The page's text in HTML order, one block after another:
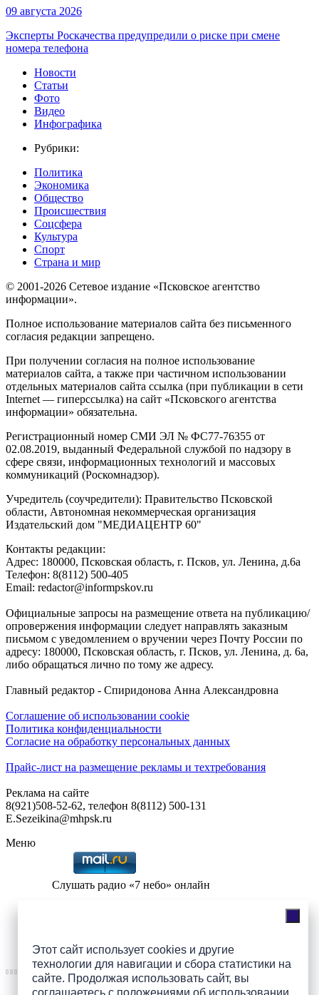
Этот сайт использует cookies и другие
технологии для навигации и сбора статистики на
сайте. Продолжая использовать сайт, вы
соглашаетесь с положениями об использовании
09 августа 2026
Эксперты Роскачества предупредили о риске при смене
номера телефона
Новости
Статьи
Фото
Видео
Инфографика
Рубрики:
Политика
Экономика
Общество
Происшествия
Соцсфера
Культура
Спорт
Страна и мир
© 2001-2026 Сетевое издание «Псковское агентство
информации».
Полное использование материалов сайта без письменного
согласия редакции запрещено.
При получении согласия на полное использование
материалов сайта, а также при частичном использовании
отдельных материалов сайта ссылка (при публикации в сети
Internet — гиперссылка) на сайт «Псковского агентства
информации» обязательна.
Регистрационный номер СМИ ЭЛ № ФС77-76355 от
02.08.2019, выданный Федеральной службой по надзору в
сфере связи, информационных технологий и массовых
коммуникаций (Роскомнадзор).
Учредитель (соучредители): Правительство Псковской
области, Автономная некоммерческая организация
Издательский дом "МЕДИАЦЕНТР 60"
Контакты редакции:
Адреc: 180000, Псковская область, г. Псков, ул. Ленина, д.6а
Телефон: 8(8112) 500-405
Email: redactor@informpskov.ru
Официальные запросы на размещение ответа на публикацию/
опровержения информации следует направлять заказным
письмом с уведомлением о вручении через Почту России по
адресу: 180000, Псковская область, г. Псков, ул. Ленина, д. 6а,
либо обращаться лично по тому же адресу.
Главный редактор - Спиридонова Анна Александровна
Соглашение об использовании cookie
Политика конфиденциальности
Согласие на обработку персональных данных
Прайс-лист на размещение рекламы и техтребования
Реклама на сайте
8(921)508-52-62, телефон 8(8112) 500-131
E.Sezeikina@mhpsk.ru
Меню
Слушать радио «7 небо» онлайн
Подпишись на группы
ПАИ в соцсетях!